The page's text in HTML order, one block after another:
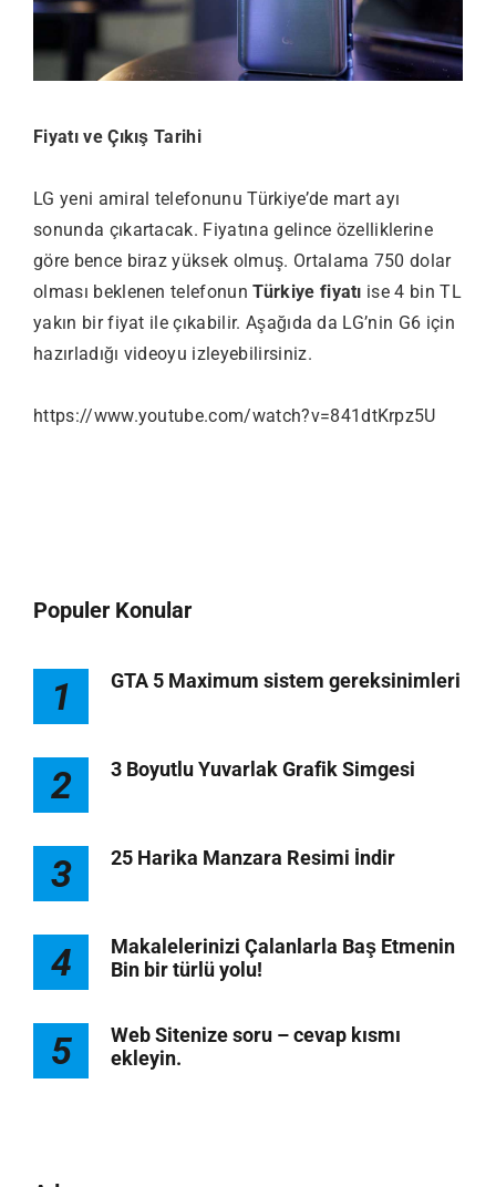
Fiyatı ve Çıkış Tarihi
LG yeni amiral telefonunu Türkiye’de mart ayı
sonunda çıkartacak. Fiyatına gelince özelliklerine
göre bence biraz yüksek olmuş. Ortalama 750 dolar
olması beklenen telefonunTürkiye fiyatı ise 4 bin TL
yakın bir fiyat ile çıkabilir. Aşağıda da LG’nin G6 için
hazırladığı videoyu izleyebilirsiniz.
https://www.youtube.com/watch?v=841dtKrpz5U
Populer Konular
1 GTA 5 Maximum sistem gereksinimleri
2 3 Boyutlu Yuvarlak Grafik Simgesi
3 25 Harika Manzara Resimi İndir
4
Makalelerinizi Çalanlarla Baş Etmenin
Bin bir türlü yolu!
5
Web Sitenize soru – cevap kısmı
ekleyin.